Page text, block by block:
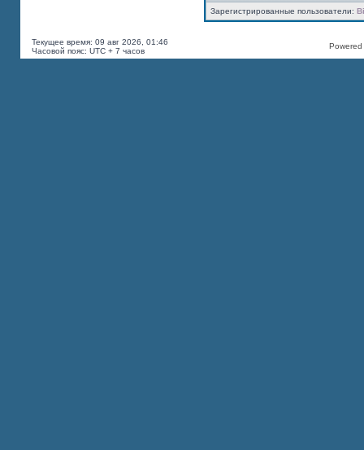
Зарегистрированные пользователи:
Текущее время: 09 авг 2026, 01:46
Часовой пояс: UTC + 7 часов